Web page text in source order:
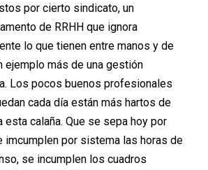
por cierto sindicato, un
de RRHH que ignora
lo que tienen entre manos y de
ejemplo más de una gestión
Los pocos buenos profesionales
cada día están más hartos de
esta calaña. Que se sepa hoy por
imcumplen por sistema las horas de
se incumplen los cuadros